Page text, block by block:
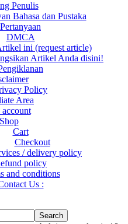
Penulis
Bahasa dan Pustaka
Pertanyaan
DMCA
ini (request article)
Artikel Anda disini!
Policy
Area
Shop
Cart
Checkout
/ delivery policy
policy
and conditions
Us :